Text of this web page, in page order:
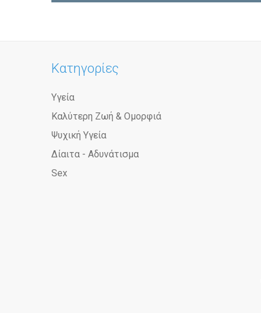
Κατηγορίες
Υγεία
Καλύτερη Ζωή & Ομορφιά
Ψυχική Υγεία
Δίαιτα - Αδυνάτισμα
Sex